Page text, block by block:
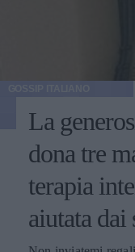
La
dona tre
terapia
aiutata dai